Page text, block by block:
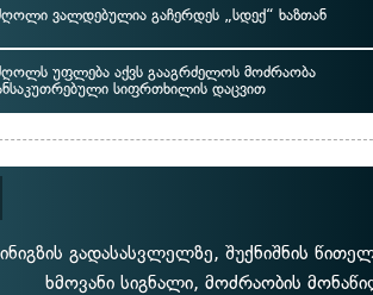
ვალდებულია გაჩერდეს „სდექ“ ხაზთან
უფლება აქვს გააგრძელოს მოძრაობა
სიფრთხილის დაცვით
გადასასვლელზე, შუქნიშნის
ხმოვანი სიგნალი, მოძრაობის